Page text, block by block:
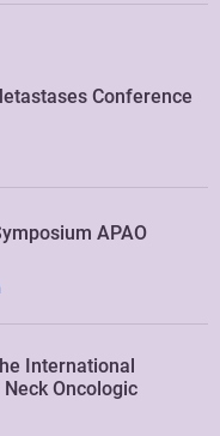
Conference
APAO
International
Oncologic